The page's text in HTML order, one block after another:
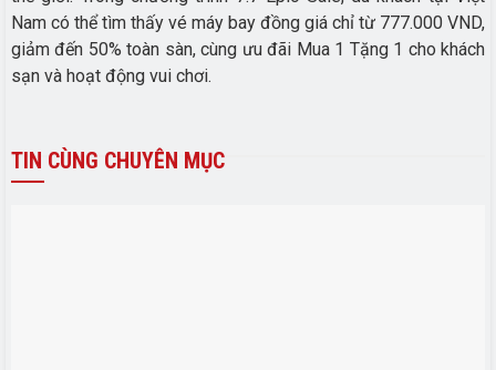
Nam có thể tìm thấy vé máy bay đồng giá chỉ từ 777.000 VND,
giảm đến 50% toàn sàn, cùng ưu đãi Mua 1 Tặng 1 cho khách
sạn và hoạt động vui chơi.
TIN CÙNG CHUYÊN MỤC